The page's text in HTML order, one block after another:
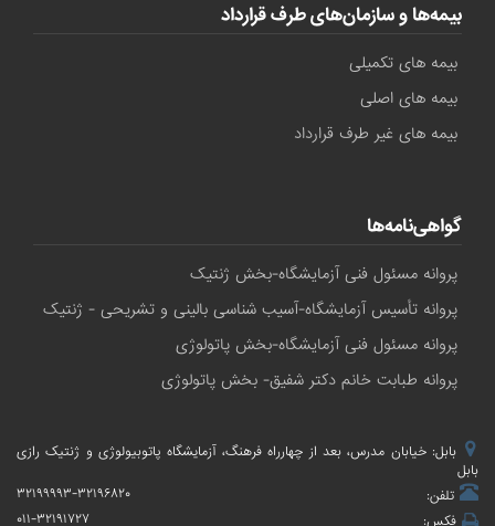
بیمه‌ها و سازمان‌های طرف قرارداد
بیمه های تکمیلی
بیمه های اصلی
بیمه های غیر طرف قرارداد
گواهی‌نامه‌ها
پروانه مسئول فنی آزمایشگاه-بخش ژنتیک
پروانه تأسیس آزمایشگاه-آسیب شناسی بالینی و تشریحی - ژنتیک
پروانه مسئول فنی آزمایشگاه-بخش پاتولوژی
پروانه طبابت خانم دکتر شفیق- بخش پاتولوژی
بابل: خیابان مدرس، بعد از چهارراه فرهنگ، آزمایشگاه پاتوبیولوژی و ژنتیک رازی
بابل
تلفن:
۳۲۱۹۹۹۹۳-۳۲۱۹۶۸۲۰
فکس:
۰۱۱-۳۲۱۹۱۷۲۷